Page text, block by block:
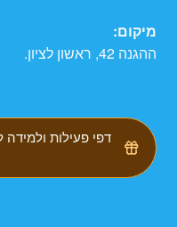
מיקום:
ההגנה 42, ראשון לציון.
דפי פעילות